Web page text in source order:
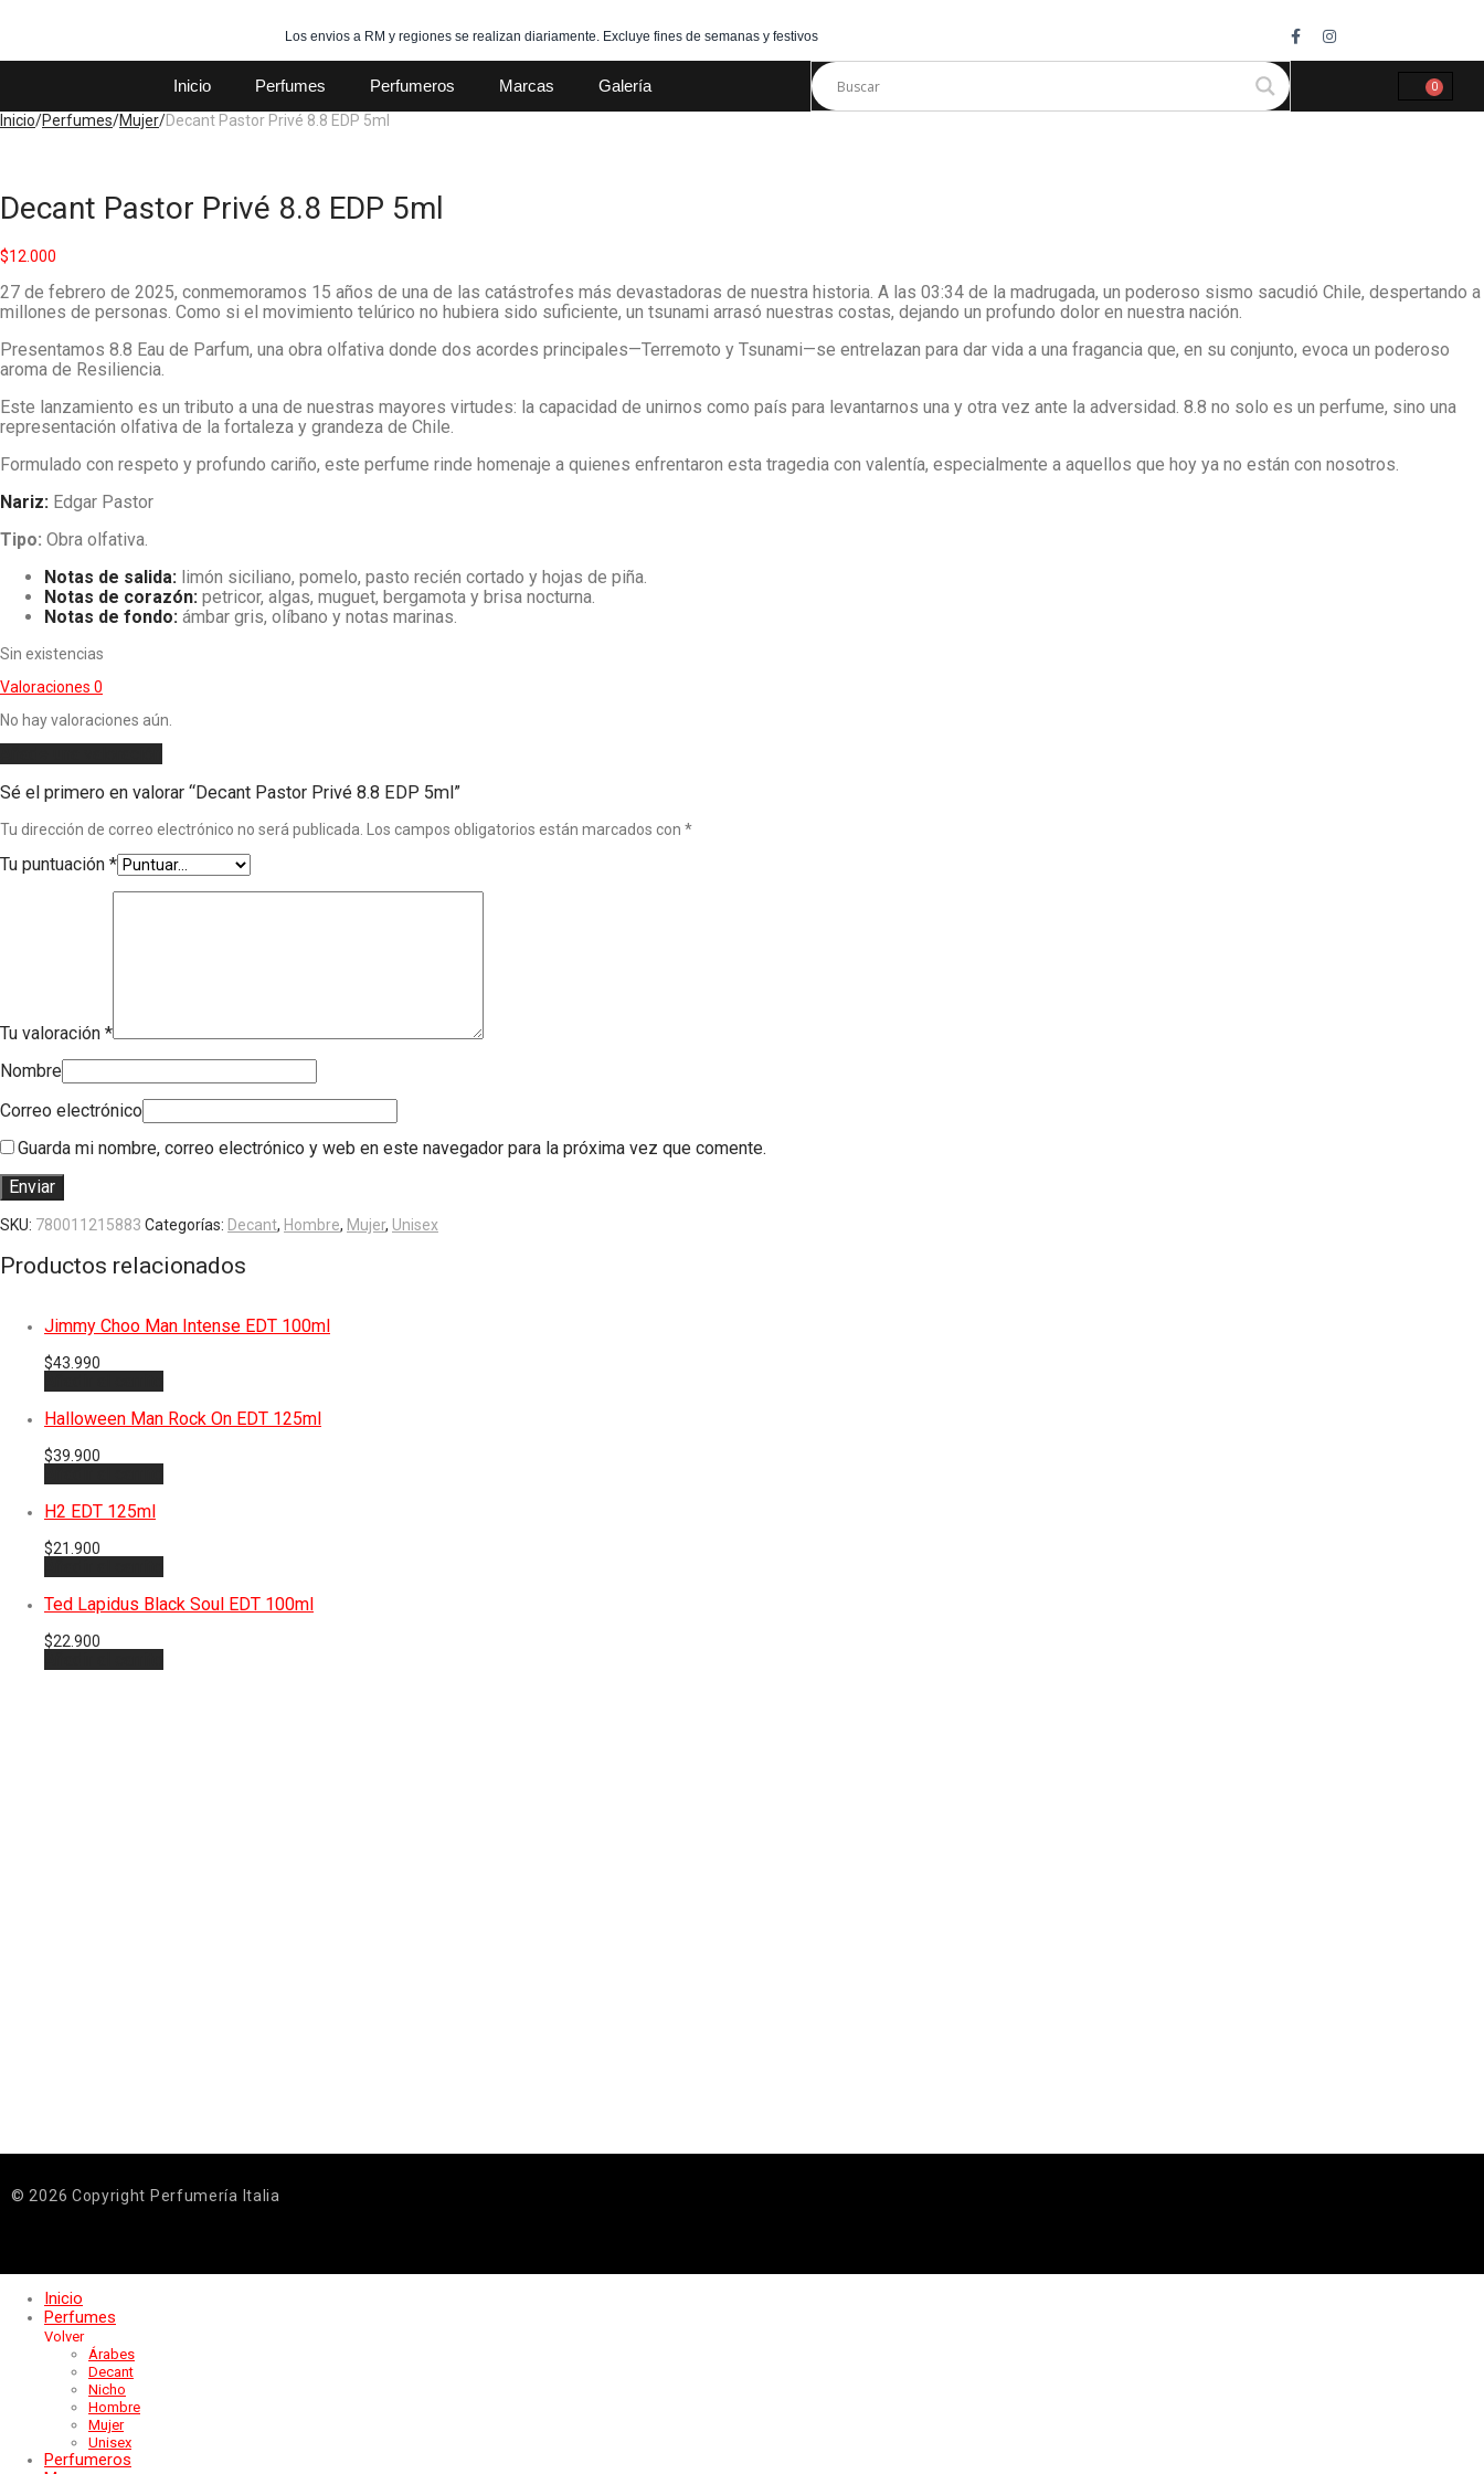
Los envios a RM y regiones se realizan diariamente. Excluye fines de semanas y festivos
Inicio Perfumes Perfumeros Marcas Galería 0
Inicio/Perfumes/Mujer/Decant Pastor Privé 8.8 EDP 5ml
Decant Pastor Privé 8.8 EDP 5ml
$12.000
27 de febrero de 2025, conmemoramos 15 años de una de las catástrofes más devastadoras de nuestra historia. A las 03:34 de la madrugada, un poderoso sismo sacudió Chile, despertando a
millones de personas. Como si el movimiento telúrico no hubiera sido suficiente, un tsunami arrasó nuestras costas, dejando un profundo dolor en nuestra nación.
Presentamos 8.8 Eau de Parfum, una obra olfativa donde dos acordes principales—Terremoto y Tsunami—se entrelazan para dar vida a una fragancia que, en su conjunto, evoca un poderoso
aroma de Resiliencia.
Este lanzamiento es un tributo a una de nuestras mayores virtudes: la capacidad de unirnos como país para levantarnos una y otra vez ante la adversidad. 8.8 no solo es un perfume, sino una
representación olfativa de la fortaleza y grandeza de Chile.
Formulado con respeto y profundo cariño, este perfume rinde homenaje a quienes enfrentaron esta tragedia con valentía, especialmente a aquellos que hoy ya no están con nosotros.
Nariz: Edgar Pastor
Tipo: Obra olfativa.
Notas de salida: limón siciliano, pomelo, pasto recién cortado y hojas de piña.
Notas de corazón: petricor, algas, muguet, bergamota y brisa nocturna.
Notas de fondo: ámbar gris, olíbano y notas marinas.
Sin existencias
Valoraciones 0
No hay valoraciones aún.
Sé el primero en valorar “Decant Pastor Privé 8.8 EDP 5ml”
Tu dirección de correo electrónico no será publicada. Los campos obligatorios están marcados con *
Tu puntuación *
Tu valoración *
Nombre
Correo electrónico
Guarda mi nombre, correo electrónico y web en este navegador para la próxima vez que comente.
SKU: 780011215883 Categorías: Decant, Hombre, Mujer, Unisex
Productos relacionados
Jimmy Choo Man Intense EDT 100ml
$43.990
Halloween Man Rock On EDT 125ml
$39.900
H2 EDT 125ml
$21.900
Ted Lapidus Black Soul EDT 100ml
$22.900
© 2026 Copyright Perfumería Italia
Inicio
Perfumes
Volver
Árabes
Decant
Nicho
Hombre
Mujer
Unisex
Perfumeros